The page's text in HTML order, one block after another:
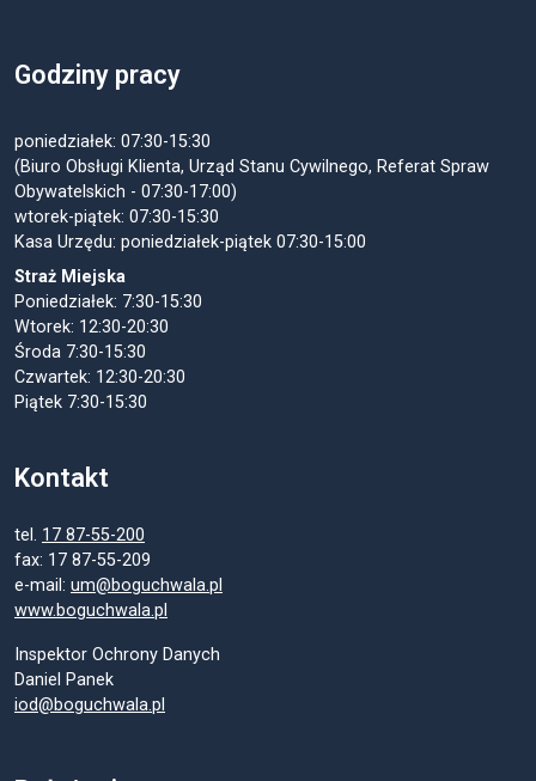
Godziny pracy
poniedziałek: 07:30-15:30
(Biuro Obsługi Klienta, Urząd Stanu Cywilnego, Referat Spraw
Obywatelskich - 07:30-17:00)
wtorek-piątek: 07:30-15:30
Kasa Urzędu: poniedziałek-piątek 07:30-15:00
Straż Miejska
Poniedziałek: 7:30-15:30
Wtorek: 12:30-20:30
Środa 7:30-15:30
Czwartek: 12:30-20:30
Piątek 7:30-15:30
Kontakt
tel. 17 87-55-200
fax: 17 87-55-209
e-mail: um@boguchwala.pl
www.boguchwala.pl
Inspektor Ochrony Danych
Daniel Panek
iod@boguchwala.pl